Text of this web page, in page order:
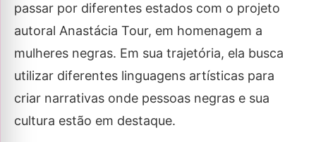
passar por diferentes estados com o projeto
autoral Anastácia Tour, em homenagem a
mulheres negras. Em sua trajetória, ela busca
utilizar diferentes linguagens artísticas para
criar narrativas onde pessoas negras e sua
cultura estão em destaque.